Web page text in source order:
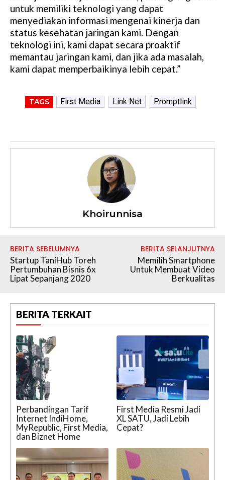
untuk memiliki teknologi yang dapat
menyediakan informasi mengenai kinerja dan
status kesehatan jaringan kami. Dengan
teknologi ini, kami dapat secara proaktif
memantau jaringan kami, dan jika ada masalah,
kami dapat memperbaikinya lebih cepat.”
TAGS First Media Link Net Promptlink
Khoirunnisa
BERITA SEBELUMNYA
Startup TaniHub Toreh
Pertumbuhan Bisnis 6x
Lipat Sepanjang 2020
BERITA SELANJUTNYA
Memilih Smartphone
Untuk Membuat Video
Berkualitas
BERITA TERKAIT
Perbandingan Tarif
Internet IndiHome,
MyRepublic, First Media,
dan Biznet Home
First Media Resmi Jadi
XL SATU, Jadi Lebih
Cepat?